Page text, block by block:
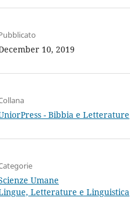
10, 2019
- Bibbia e Letterature
Umane
Letterature e Linguistica